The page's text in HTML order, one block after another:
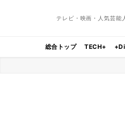
テレビ・映画・人気芸能
総合トップ TECH+